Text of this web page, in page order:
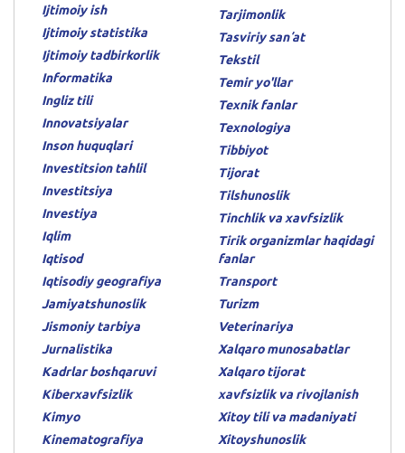
Ijtimoiy ish
Ijtimoiy statistika
Ijtimoiy tadbirkorlik
Informatika
Ingliz tili
Innovatsiyalar
Inson huquqlari
Investitsion tahlil
Investitsiya
Investiya
Iqlim
Iqtisod
Iqtisodiy geografiya
Jamiyatshunoslik
Jismoniy tarbiya
Jurnalistika
Kadrlar boshqaruvi
Kiberxavfsizlik
Kimyo
Kinematografiya
Tarjimonlik
Tasviriy sanʼat
Tekstil
Temir yo'llar
Texnik fanlar
Texnologiya
Tibbiyot
Tijorat
Tilshunoslik
Tinchlik va xavfsizlik
Tirik organizmlar haqidagi
fanlar
Transport
Turizm
Veterinariya
Xalqaro munosabatlar
Xalqaro tijorat
xavfsizlik va rivojlanish
Xitoy tili va madaniyati
Xitoyshunoslik